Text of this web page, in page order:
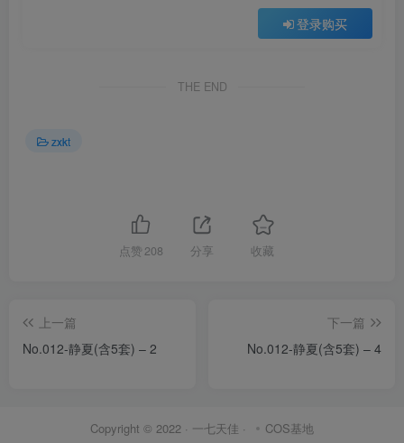
登录购买
THE END
zxkt
点赞 208 分享 收藏
上一篇
No.012-静夏(含5套) – 2
下一篇
No.012-静夏(含5套) – 4
Copyright © 2022 · 一七天佳 · COS基地